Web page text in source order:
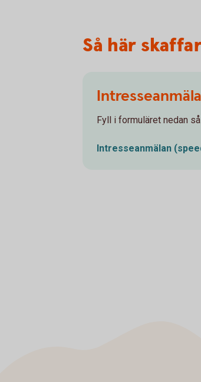
Så här
Fyll i formuläret nedan så
Intresseanmälan